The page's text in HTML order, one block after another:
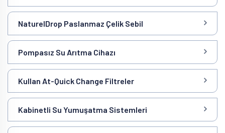
NaturelDrop Paslanmaz Çelik Sebil
Pompasız Su Arıtma Cihazı
Kullan At-Quick Change Filtreler
Kabinetli Su Yumuşatma Sistemleri